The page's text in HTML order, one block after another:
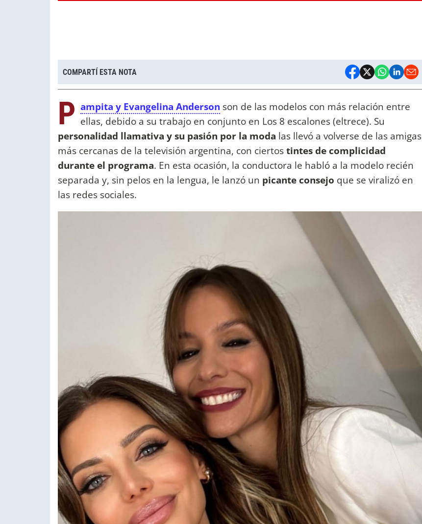
COMPARTÍ ESTA NOTA
P ampita y Evangelina Anderson son de las modelos con más relación entre
ellas, debido a su trabajo en conjunto en Los 8 escalones (eltrece). Su
personalidad llamativa y su pasión por la moda las llevó a volverse de las amigas
más cercanas de la televisión argentina, con ciertostintes de complicidad
durante el programa. En esta ocasión, la conductora le habló a la modelo recién
separada y, sin pelos en la lengua, le lanzó un picante consejo que se viralizó en
las redes sociales.